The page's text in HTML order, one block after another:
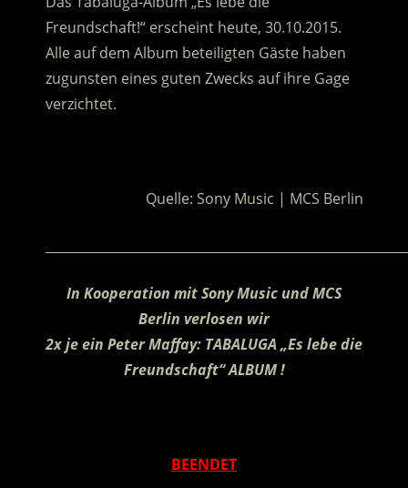
Freundschaft!“ erscheint heute, 30.10.2015.
Alle auf dem Album beteiligten Gäste haben
zugunsten eines guten Zwecks auf ihre Gage
verzichtet.
Quelle: Sony Music | MCS Berlin
In Kooperation mit Sony Music und MCS
Berlin verlosen wir
2x je ein Peter Maffay: TABALUGA „Es lebe die
Freundschaft“ ALBUM !
BEENDET